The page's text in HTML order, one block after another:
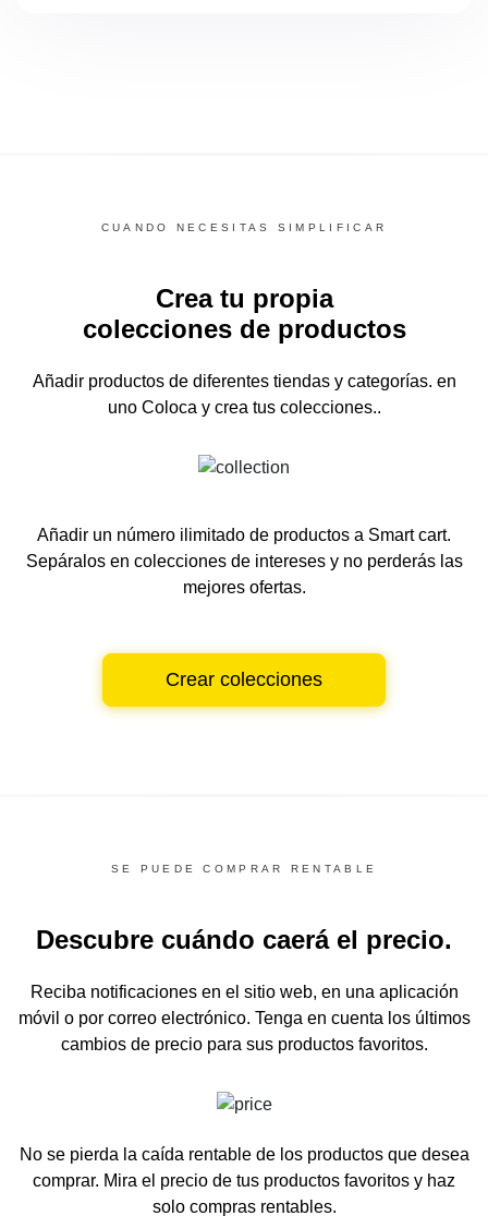
CUANDO NECESITAS SIMPLIFICAR
Crea tu propia
colecciones de productos
Añadir productos de diferentes tiendas y categorías. en
unoColoca y crea tus colecciones..
Añadir un número ilimitado de productos a Smart cart.
Sepáralos en colecciones de intereses y no perderás las
mejores ofertas.
Crear colecciones
SE PUEDE COMPRAR RENTABLE
Descubre cuándo caerá el precio.
Reciba notificaciones en el sitio web, en una aplicación
móvil o por correo electrónico. Tenga en cuenta los últimos
cambios de precio para sus productos favoritos.
No se pierda la caída rentable de los productos que desea
comprar. Mira el precio de tus productos favoritos y haz
solo compras rentables.